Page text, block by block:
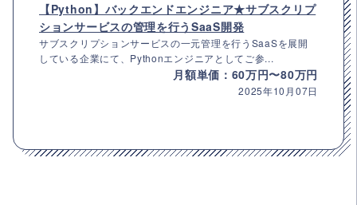
【Python】バックエンドエンジニア★サブスクリプ
ションサービスの管理を行うSaaS開発
サブスクリプションサービスの一元管理を行うSaaSを展開
している企業にて、Pythonエンジニアとしてご参...
月額単価：60万円〜80万円
2025年10月07日